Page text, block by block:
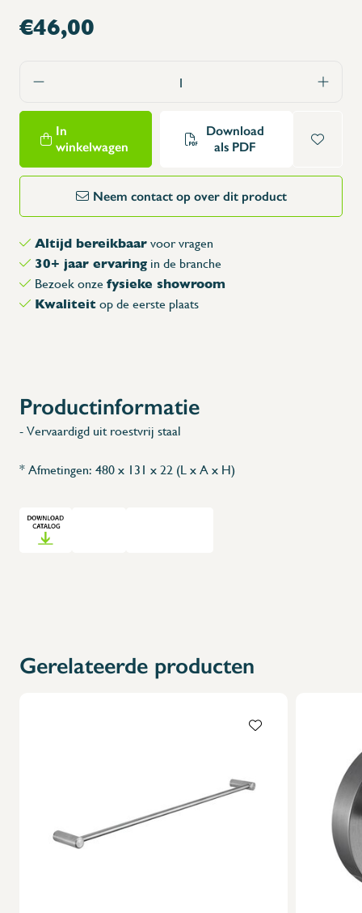
€46,00
In
winkelwagen
Download
als PDF
Neem contact op over dit product
Altijd bereikbaar voor vragen
30+ jaar ervaring in de branche
Bezoek onze fysieke showroom
Kwaliteit op de eerste plaats
Productinformatie
- Vervaardigd uit roestvrij staal
* Afmetingen: 480 x 131 x 22 (L x A x H)
Gerelateerde producten